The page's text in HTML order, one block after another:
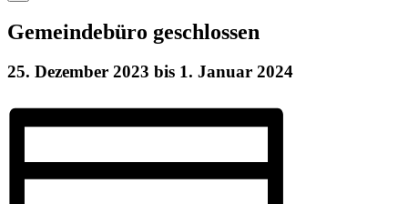
Gemeindebüro geschlossen
25. Dezember 2023 bis 1. Januar 2024